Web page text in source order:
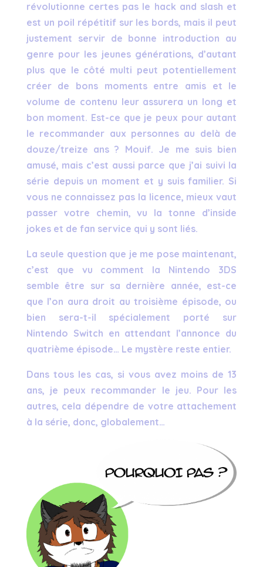
révolutionne certes pas le hack and slash et
est un poil répétitif sur les bords, mais il peut
justement servir de bonne introduction au
genre pour les jeunes générations, d’autant
plus que le côté multi peut potentiellement
créer de bons moments entre amis et le
volume de contenu leur assurera un long et
bon moment. Est-ce que je peux pour autant
le recommander aux personnes au delà de
douze/treize ans ? Mouif. Je me suis bien
amusé, mais c’est aussi parce que j’ai suivi la
série depuis un moment et y suis familier. Si
vous ne connaissez pas la licence, mieux vaut
passer votre chemin, vu la tonne d’inside
jokes et de fan service qui y sont liés.
La seule question que je me pose maintenant,
c’est que vu comment la Nintendo 3DS
semble être sur sa dernière année, est-ce
que l’on aura droit au troisième épisode, ou
bien sera-t-il spécialement porté sur
Nintendo Switch en attendant l’annonce du
quatrième épisode… Le mystère reste entier.
Dans tous les cas, si vous avez moins de 13
ans, je peux recommander le jeu. Pour les
autres, cela dépendre de votre attachement
à la série, donc, globalement…